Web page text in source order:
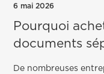
6 mai 2026
Pourquoi
documents
De nombreuses